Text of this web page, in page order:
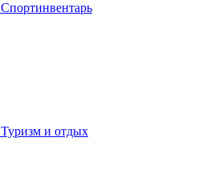
Спортинвентарь
Туризм и отдых